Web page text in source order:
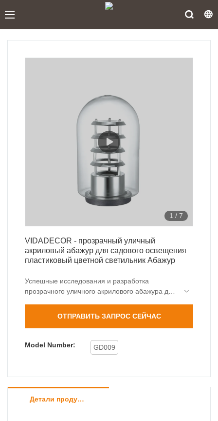
1 / 7
VIDADECOR - прозрачный уличный
акриловый абажур для садового освещения
пластиковый цветной светильник Абажур
Успешные исследования и разработка
прозрачного уличного акрилового абажура для
светильником не только глубоко анализируют
ресурсы. Его можно широко использовать для
изготовления плафонов и абажуров.
ОТПРАВИТЬ ЗАПРОС СЕЙЧАС
Model Number: GD009
Детали продуктов